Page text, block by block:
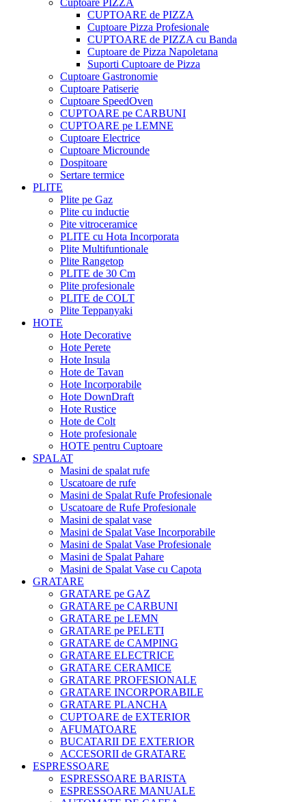
Cuptoare PIZZA
CUPTOARE de PIZZA
Cuptoare Pizza Profesionale
CUPTOARE de PIZZA cu Banda
Cuptoare de Pizza Napoletana
Suporti Cuptoare de Pizza
Cuptoare Gastronomie
Cuptoare Patiserie
Cuptoare SpeedOven
CUPTOARE pe CARBUNI
CUPTOARE pe LEMNE
Cuptoare Electrice
Cuptoare Microunde
Dospitoare
Sertare termice
PLITE
Plite pe Gaz
Plite cu inductie
Pite vitroceramice
PLITE cu Hota Incorporata
Plite Multifuntionale
Plite Rangetop
PLITE de 30 Cm
Plite profesionale
PLITE de COLT
Plite Teppanyaki
HOTE
Hote Decorative
Hote Perete
Hote Insula
Hote de Tavan
Hote Incorporabile
Hote DownDraft
Hote Rustice
Hote de Colt
Hote profesionale
HOTE pentru Cuptoare
SPALAT
Masini de spalat rufe
Uscatoare de rufe
Masini de Spalat Rufe Profesionale
Uscatoare de Rufe Profesionale
Masini de spalat vase
Masini de Spalat Vase Incorporabile
Masini de Spalat Vase Profesionale
Masini de Spalat Pahare
Masini de Spalat Vase cu Capota
GRATARE
GRATARE pe GAZ
GRATARE pe CARBUNI
GRATARE pe LEMN
GRATARE pe PELETI
GRATARE de CAMPING
GRATARE ELECTRICE
GRATARE CERAMICE
GRATARE PROFESIONALE
GRATARE INCORPORABILE
GRATARE PLANCHA
CUPTOARE de EXTERIOR
AFUMATOARE
BUCATARII DE EXTERIOR
ACCESORII de GRATARE
ESPRESSOARE
ESPRESSOARE BARISTA
ESPRESSOARE MANUALE